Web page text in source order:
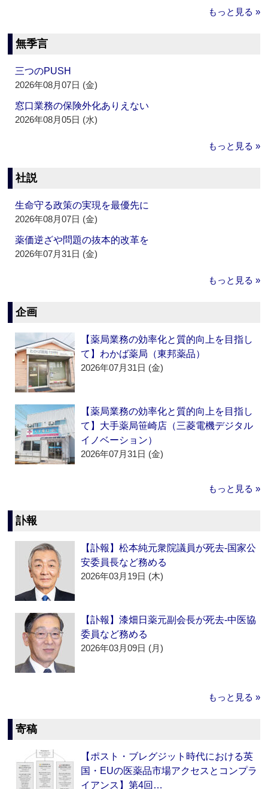
もっと見る »
無季言
三つのPUSH
2026年08月07日 (金)
窓口業務の保険外化ありえない
2026年08月05日 (水)
もっと見る »
社説
生命守る政策の実現を最優先に
2026年08月07日 (金)
薬価逆ざや問題の抜本的改革を
2026年07月31日 (金)
もっと見る »
企画
【薬局業務の効率化と質的向上を目指し
て】わかば薬局（東邦薬品）
2026年07月31日 (金)
【薬局業務の効率化と質的向上を目指し
て】大手薬局笹崎店（三菱電機デジタル
イノベーション）
2026年07月31日 (金)
もっと見る »
訃報
【訃報】松本純元衆院議員が死去‐国家公
安委員長など務める
2026年03月19日 (木)
【訃報】漆畑日薬元副会長が死去‐中医協
委員など務める
2026年03月09日 (月)
もっと見る »
寄稿
【ポスト・ブレグジット時代における英
国・EUの医薬品市場アクセスとコンプラ
イアンス】第4回…